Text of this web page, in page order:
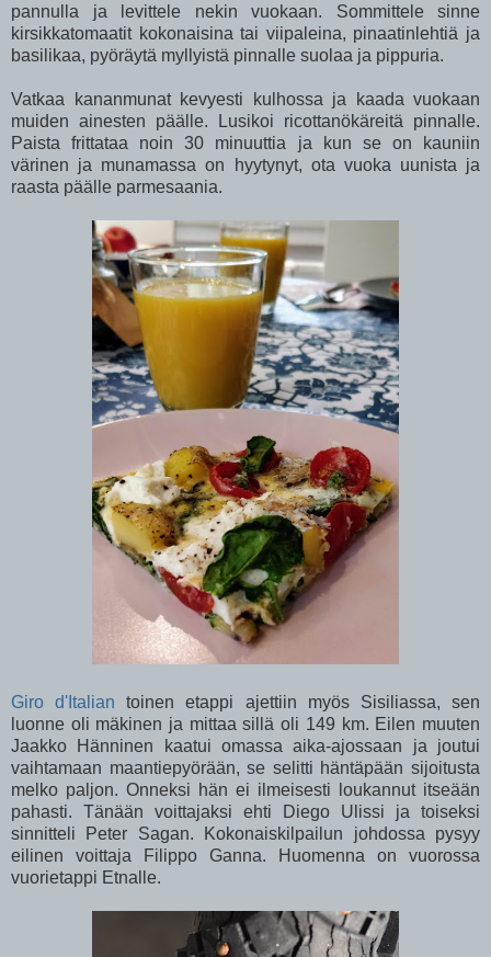
pannulla ja levittele nekin vuokaan. Sommittele sinne
kirsikkatomaatit kokonaisina tai viipaleina, pinaatinlehtiä ja
basilikaa, pyöräytä myllyistä pinnalle suolaa ja pippuria.
Vatkaa kananmunat kevyesti kulhossa ja kaada vuokaan
muiden ainesten päälle. Lusikoi ricottanökäreitä pinnalle.
Paista frittataa noin 30 minuuttia ja kun se on kauniin
värinen ja munamassa on hyytynyt, ota vuoka uunista ja
raasta päälle parmesaania.
Giro d'Italian toinen etappi ajettiin myös Sisiliassa, sen
luonne oli mäkinen ja mittaa sillä oli 149 km. Eilen muuten
Jaakko Hänninen kaatui omassa aika-ajossaan ja joutui
vaihtamaan maantiepyörään, se selitti häntäpään sijoitusta
melko paljon. Onneksi hän ei ilmeisesti loukannut itseään
pahasti. Tänään voittajaksi ehti Diego Ulissi ja toiseksi
sinnitteli Peter Sagan. Kokonaiskilpailun johdossa pysyy
eilinen voittaja Filippo Ganna. Huomenna on vuorossa
vuorietappi Etnalle.